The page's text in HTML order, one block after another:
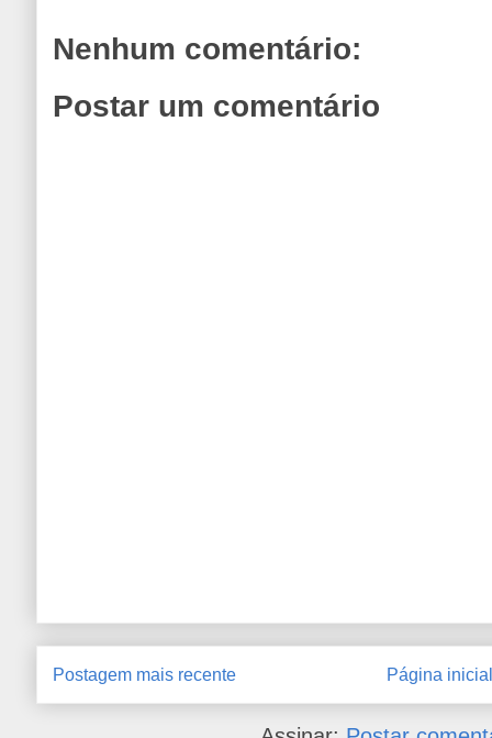
Nenhum comentário:
Postar um comentário
Postagem mais recente Página inicial